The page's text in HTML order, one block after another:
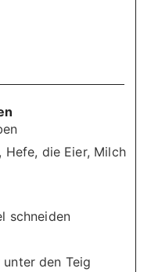
Hefe, die Eier, Milch
schneiden
den Teig